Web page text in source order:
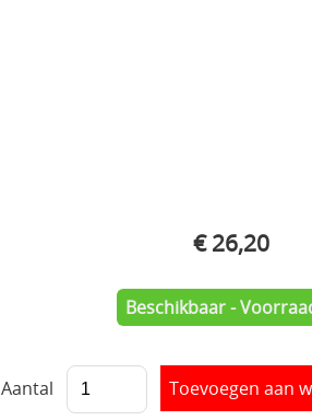
€ 26,20
Beschikbaar -
Aantal